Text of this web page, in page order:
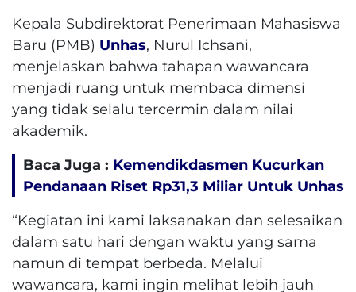
Kepala Subdirektorat Penerimaan Mahasiswa
Baru (PMB) Unhas, Nurul Ichsani,
menjelaskan bahwa tahapan wawancara
menjadi ruang untuk membaca dimensi
yang tidak selalu tercermin dalam nilai
akademik.
Baca Juga : Kemendikdasmen Kucurkan
Pendanaan Riset Rp31,3 Miliar Untuk Unhas
“Kegiatan ini kami laksanakan dan selesaikan
dalam satu hari dengan waktu yang sama
namun di tempat berbeda. Melalui
wawancara, kami ingin melihat lebih jauh